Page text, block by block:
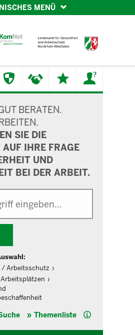
MENÜ
BERATEN.
SIE DIE
IHRE FRAGE
UND
BEI DER ARBEIT.
/ Arbeitsschutz
Themenliste Hilfe